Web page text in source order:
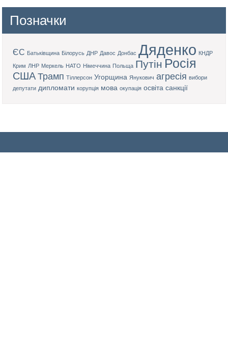
Позначки
ЄС Батьківщина Білорусь ДНР Давос Донбас Дяденко КНДР
Крим ЛНР Меркель НАТО Німеччина Польща Путін Росія
США Трамп Тіллерсон Угорщина Янукович агресія вибори
депутати дипломати корупція мова окупація освіта санкції